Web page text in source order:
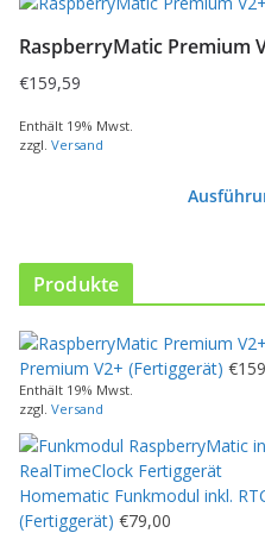
RaspberryMatic Premium
€159,59
Enthält 19% Mwst.
zzgl. Versand
s
e
s
P
r
o
d
u
k
Produkte
Premium V2+ (Fertiggerät) €
Enthält 19% Mwst.
zzgl. Versand
Homematic Funkmodul inkl.
(Fertiggerät) €79,00